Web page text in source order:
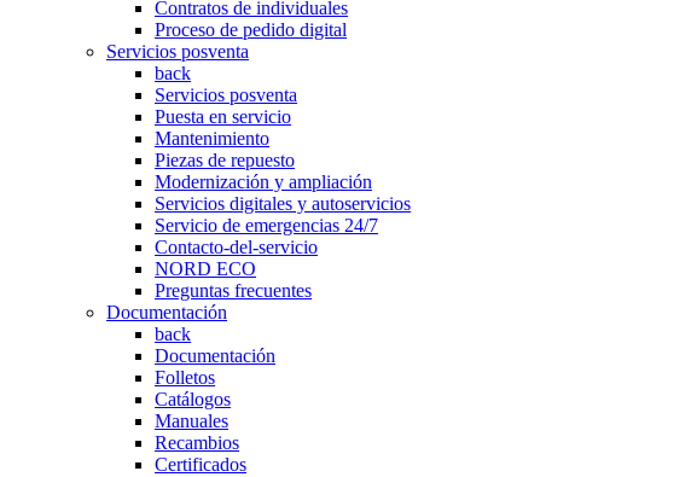
Contratos de individuales
Proceso de pedido digital
Servicios posventa
back
Servicios posventa
Puesta en servicio
Mantenimiento
Piezas de repuesto
Modernización y ampliación
Servicios digitales y autoservicios
Servicio de emergencias 24/7
Contacto-del-servicio
NORD ECO
Preguntas frecuentes
Documentación
back
Documentación
Folletos
Catálogos
Manuales
Recambios
Certificados